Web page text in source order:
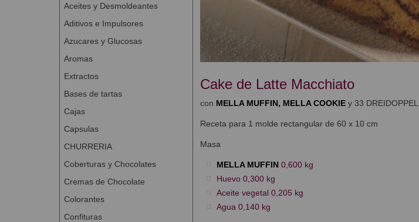
Aceites y Desmoldeantes
Aditivos e Impulsores
Azucares y Glucosas
Aromas
Extractos
Bases de tartas
Cajas
Capsulas
CHURRERIA
Coberturas y Chocolates
Cremas de Chocolate
Colorantes
Confituras
Cake de Latte Macchiato
con MELLA MUFFIN, MELLA COOKIEy 33 DREIDOPPEL
Receta para 1 molde rectangular de 60 x 10 cm
Masa
MELLA MUFFIN0,600 kg
Huevo 0,300 kg
Aceite vegetal 0,205 kg
Agua 0,140 kg